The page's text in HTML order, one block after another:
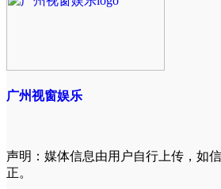
广州视窗娱乐
声明：媒体信息由用户自行上传，如
正。